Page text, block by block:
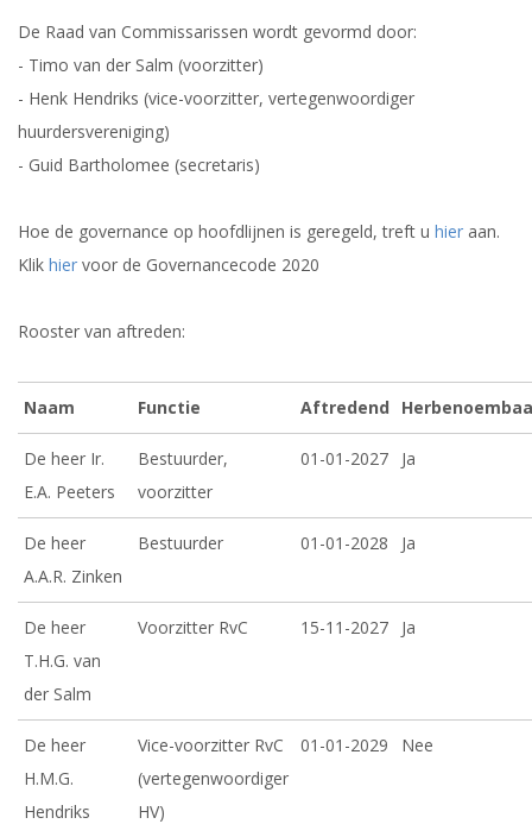
De Raad van Commissarissen wordt gevormd door:
- Timo van der Salm (voorzitter)
- Henk Hendriks (vice-voorzitter, vertegenwoordiger
huurdersvereniging)
- Guid Bartholomee (secretaris)
Hoe de governance op hoofdlijnen is geregeld, treft u hier aan.
Klik hier voor de Governancecode 2020
Rooster van aftreden:
Naam Functie Aftredend
De heer Ir.
E.A. Peeters
Bestuurder,
voorzitter
01-01-2027 Ja
De heer
A.A.R. Zinken
Bestuurder 01-01-2028 Ja
De heer
T.H.G. van
der Salm
Voorzitter RvC 15-11-2027 Ja
De heer
H.M.G.
Hendriks
Vice-voorzitter RvC
(vertegenwoordiger
HV)
01-01-2029 Nee